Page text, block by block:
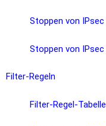
Stoppen von IPsec
Stoppen von IPsec
Filter-Regeln
Filter-Regel-